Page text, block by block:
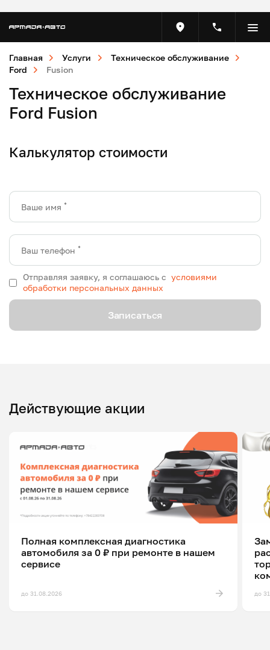
Главная Услуги
Техническое обслуживание
Ford
Fusion
Техническое обслуживание
Ford Fusion
Калькулятор стоимости
Ваше имя *
Ваш телефон *
Записаться
Отправляя заявку, я соглашаюсь с условиями
обработки персональных данных
Действующие акции
Полная комплексная диагностика
автомобиля за 0 ₽ при ремонте в нашем
сервисе
до 31.08.2026 до